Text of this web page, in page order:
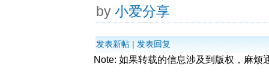
by 小爱分享
发表新帖 | 发表回复
Note: 如果转载的信息涉及到版权，麻